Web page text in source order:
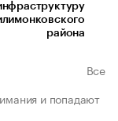
района
Все
и попадают